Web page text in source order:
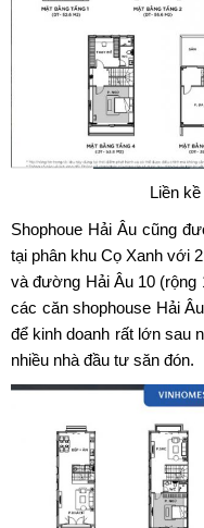
Liền
Shophoue Hải Âu cũng
tại phân khu Cọ Xanh với
và đường Hải Âu 10
các căn shophouse Hải
để kinh doanh rất lớn sau
nhiều nhà đầu tư săn đón.